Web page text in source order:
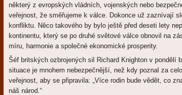
některý z evropských vládních, vojenských nebo
veřejnost, že směřujeme k válce. Dokonce už zaznívají
konfliktu. Něco takového by bylo ještě před deseti lety
kontinentu, který se po druhé světové válce obnovil na
míru, harmonie a společné ekonomické prosperity.
Šéf britských ozbrojených sil Richard Knighton v pondělí
situace je mnohem nebezpečnější, než kdy poznal za
veřejnost, aby se připravila: „Více rodin bude vědět, co
náš národ.“